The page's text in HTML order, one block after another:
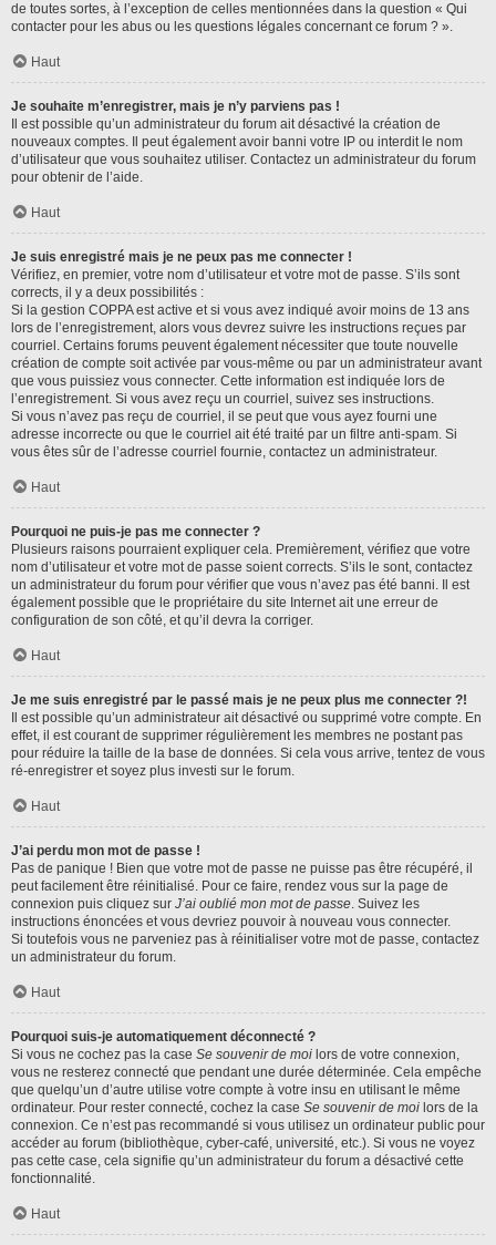
de toutes sortes, à l’exception de celles mentionnées dans la question « Qui
contacter pour les abus ou les questions légales concernant ce forum ? ».
Haut
Je souhaite m’enregistrer, mais je n’y parviens pas !
Il est possible qu’un administrateur du forum ait désactivé la création de
nouveaux comptes. Il peut également avoir banni votre IP ou interdit le nom
d’utilisateur que vous souhaitez utiliser. Contactez un administrateur du forum
pour obtenir de l’aide.
Haut
Je suis enregistré mais je ne peux pas me connecter !
Vérifiez, en premier, votre nom d’utilisateur et votre mot de passe. S’ils sont
corrects, il y a deux possibilités :
Si la gestion COPPA est active et si vous avez indiqué avoir moins de 13 ans
lors de l’enregistrement, alors vous devrez suivre les instructions reçues par
courriel. Certains forums peuvent également nécessiter que toute nouvelle
création de compte soit activée par vous-même ou par un administrateur avant
que vous puissiez vous connecter. Cette information est indiquée lors de
l’enregistrement. Si vous avez reçu un courriel, suivez ses instructions.
Si vous n’avez pas reçu de courriel, il se peut que vous ayez fourni une
adresse incorrecte ou que le courriel ait été traité par un filtre anti-spam. Si
vous êtes sûr de l’adresse courriel fournie, contactez un administrateur.
Haut
Pourquoi ne puis-je pas me connecter ?
Plusieurs raisons pourraient expliquer cela. Premièrement, vérifiez que votre
nom d’utilisateur et votre mot de passe soient corrects. S’ils le sont, contactez
un administrateur du forum pour vérifier que vous n’avez pas été banni. Il est
également possible que le propriétaire du site Internet ait une erreur de
configuration de son côté, et qu’il devra la corriger.
Haut
Je me suis enregistré par le passé mais je ne peux plus me connecter ?!
Il est possible qu’un administrateur ait désactivé ou supprimé votre compte. En
effet, il est courant de supprimer régulièrement les membres ne postant pas
pour réduire la taille de la base de données. Si cela vous arrive, tentez de vous
ré-enregistrer et soyez plus investi sur le forum.
Haut
J’ai perdu mon mot de passe !
Pas de panique ! Bien que votre mot de passe ne puisse pas être récupéré, il
peut facilement être réinitialisé. Pour ce faire, rendez vous sur la page de
connexion puis cliquez sur J’ai oublié mon mot de passe. Suivez les
instructions énoncées et vous devriez pouvoir à nouveau vous connecter.
Si toutefois vous ne parveniez pas à réinitialiser votre mot de passe, contactez
un administrateur du forum.
Haut
Pourquoi suis-je automatiquement déconnecté ?
Si vous ne cochez pas la case Se souvenir de moi lors de votre connexion,
vous ne resterez connecté que pendant une durée déterminée. Cela empêche
que quelqu’un d’autre utilise votre compte à votre insu en utilisant le même
ordinateur. Pour rester connecté, cochez la case Se souvenir de moi lors de la
connexion. Ce n’est pas recommandé si vous utilisez un ordinateur public pour
accéder au forum (bibliothèque, cyber-café, université, etc.). Si vous ne voyez
pas cette case, cela signifie qu’un administrateur du forum a désactivé cette
fonctionnalité.
Haut